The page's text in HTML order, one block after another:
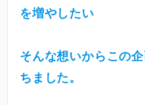
を増やしたい
そんな想いからこの
ちました。